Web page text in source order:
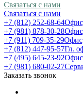
Связаться с нами
Связаться с нами
+7 (812) 252-68-64
+7 (981) 878-30-28
+7 (911) 709-35-29
+7 (812) 447-95-57Гл.
+7 (495) 645-23-92
+7 (981) 680-02-27
Заказать звонок